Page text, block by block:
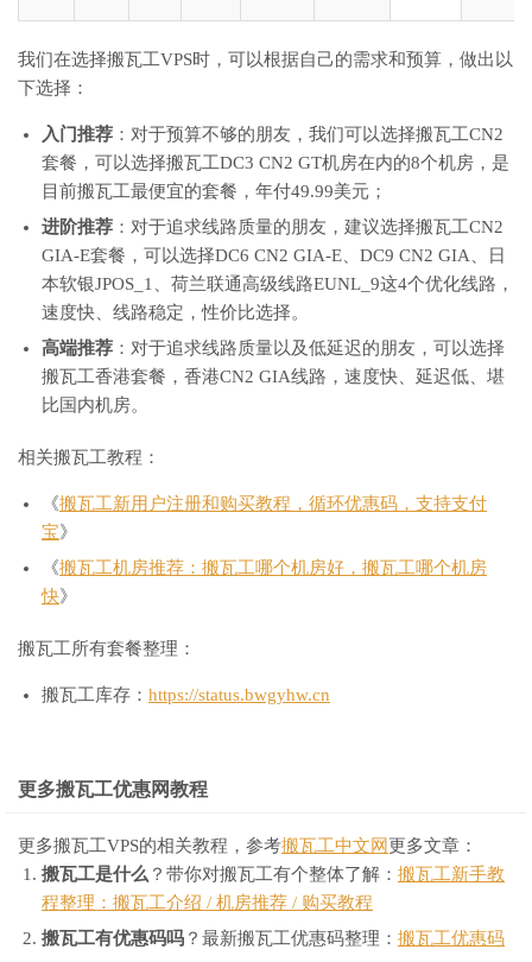
我们在选择搬瓦工VPS时，可以根据自己的需求和预算，做出以
下选择：
入门推荐 ：对于预算不够的朋友，我们可以选择搬瓦工CN2
套餐，可以选择搬瓦工DC3 CN2 GT机房在内的8个机房，是
目前搬瓦工最便宜的套餐，年付49.99美元；
进阶推荐 ：对于追求线路质量的朋友，建议选择搬瓦工CN2
GIA-E套餐，可以选择DC6 CN2 GIA-E、DC9 CN2 GIA、日
本软银JPOS_1、荷兰联通高级线路EUNL_9这4个优化线路，
速度快、线路稳定，性价比选择。
高端推荐 ：对于追求线路质量以及低延迟的朋友，可以选择
搬瓦工香港套餐，香港CN2 GIA线路，速度快、延迟低、堪
比国内机房。
相关搬瓦工教程：
《搬瓦工新用户注册和购买教程，循环优惠码，支持支付
宝》
《搬瓦工机房推荐：搬瓦工哪个机房好，搬瓦工哪个机房
快》
搬瓦工所有套餐整理：
搬瓦工库存： https://status.bwgyhw.cn
更多搬瓦工优惠网教程
更多搬瓦工VPS的相关教程，参考搬瓦工中文网 更多文章：
搬瓦工是什么 ？带你对搬瓦工有个整体了解： 搬瓦工新手教
程整理：搬瓦工介绍 / 机房推荐 / 购买教程
搬瓦工有优惠码吗 ？最新搬瓦工优惠码整理： 搬瓦工优惠码